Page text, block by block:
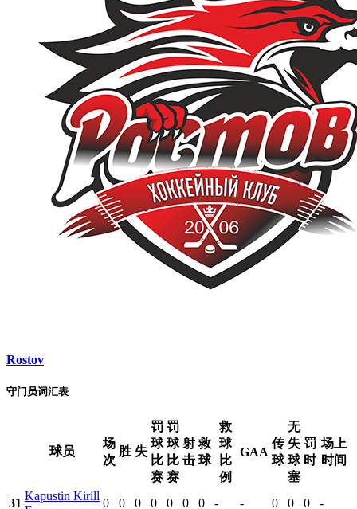
Rostov
守门员词汇表
球员
场
次
胜 失
罚
球
比
赛
罚
球
比
赛
射
击
救
球
救
球
比
例
GAA
传
球
无
失
球
塞
罚
时
场上
时间
31
Kapustin Kirill
0 0 0 0 0 0 0 - - 0 0 0 -